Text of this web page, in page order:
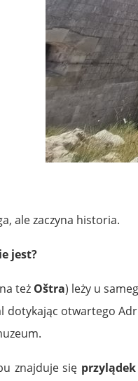
ale zaczyna historia.
jest?
też Oštra) leży u
dotykając otwartego
znajduje się